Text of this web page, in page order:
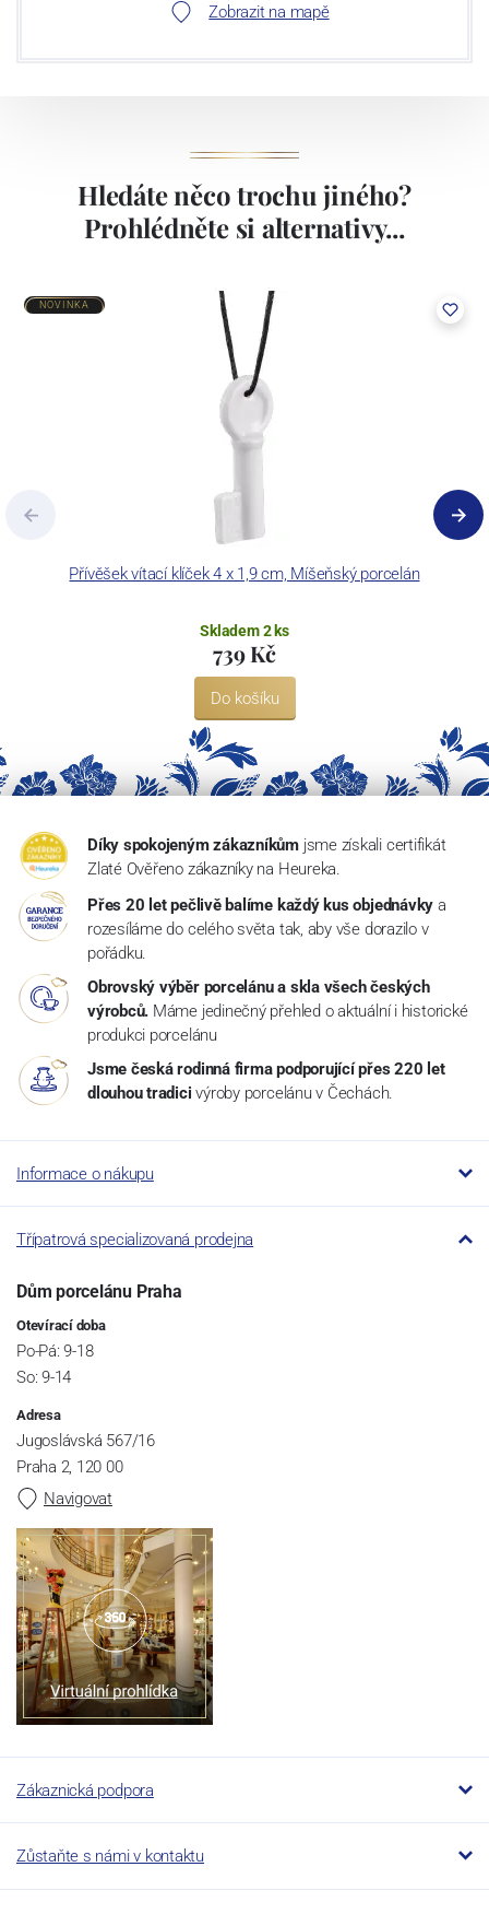
Zobrazit na mapě
Hledáte něco trochu jiného?
Prohlédněte si alternativy...
Přívěšek vítací klíček 4 x 1,9 cm, Míšeňský porcelán
NOVINKA
Skladem 2 ks
739 Kč
Do košíku
Díky spokojeným zákazníkům jsme získali certifikát
Zlaté Ověřeno zákazníky na Heureka.
Přes 20 let pečlivě balíme každý kus objednávky a
rozesíláme do celého světa tak, aby vše dorazilo v
pořádku.
Obrovský výběr porcelánu a skla všech českých
výrobců. Máme jedinečný přehled o aktuální i historické
produkci porcelánu
Jsme česká rodinná firma podporující přes 220 let
dlouhou tradici výroby porcelánu v Čechách.
Informace o nákupu
Třípatrová specializovaná prodejna
Dům porcelánu Praha
Otevírací doba
Po-Pá: 9-18
So: 9-14
Adresa
Jugoslávská 567/16
Praha 2, 120 00
Navigovat
Zákaznická podpora
Zůstaňte s námi v kontaktu